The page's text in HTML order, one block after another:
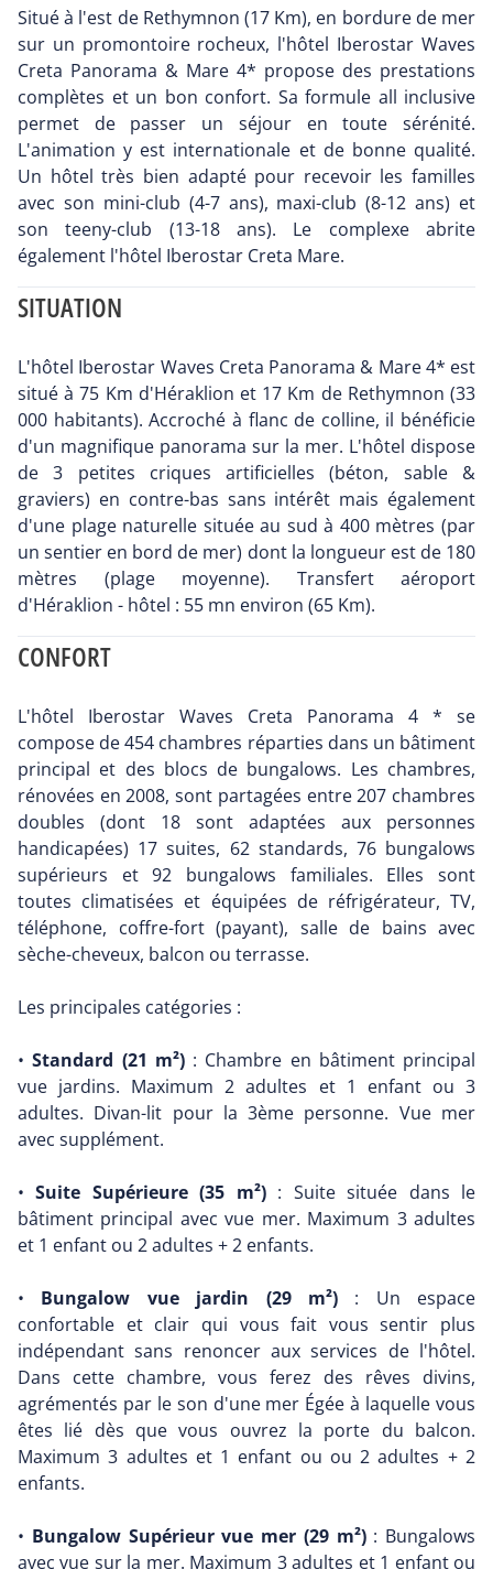
Situé à l'est de Rethymnon (17 Km), en bordure de mer
sur un promontoire rocheux, l'hôtel Iberostar Waves
Creta Panorama & Mare 4* propose des prestations
complètes et un bon confort. Sa formule all inclusive
permet de passer un séjour en toute sérénité.
L'animation y est internationale et de bonne qualité.
Un hôtel très bien adapté pour recevoir les familles
avec son mini-club (4-7 ans), maxi-club (8-12 ans) et
son teeny-club (13-18 ans). Le complexe abrite
également l'hôtel Iberostar Creta Mare.
SITUATION
L'hôtel Iberostar Waves Creta Panorama & Mare 4* est
situé à 75 Km d'Héraklion et 17 Km de Rethymnon (33
000 habitants). Accroché à flanc de colline, il bénéficie
d'un magnifique panorama sur la mer. L'hôtel dispose
de 3 petites criques artificielles (béton, sable &
graviers) en contre-bas sans intérêt mais également
d'une plage naturelle située au sud à 400 mètres (par
un sentier en bord de mer) dont la longueur est de 180
mètres (plage moyenne). Transfert aéroport
d'Héraklion - hôtel : 55 mn environ (65 Km).
CONFORT
L'hôtel Iberostar Waves Creta Panorama 4 * se
compose de 454 chambres réparties dans un bâtiment
principal et des blocs de bungalows. Les chambres,
rénovées en 2008, sont partagées entre 207 chambres
doubles (dont 18 sont adaptées aux personnes
handicapées) 17 suites, 62 standards, 76 bungalows
supérieurs et 92 bungalows familiales. Elles sont
toutes climatisées et équipées de réfrigérateur, TV,
téléphone, coffre-fort (payant), salle de bains avec
sèche-cheveux, balcon ou terrasse.
Les principales catégories :
•Standard (21 m²): Chambre en bâtiment principal
vue jardins. Maximum 2 adultes et 1 enfant ou 3
adultes. Divan-lit pour la 3ème personne. Vue mer
avec supplément.
•Suite Supérieure (35 m²): Suite située dans le
bâtiment principal avec vue mer. Maximum 3 adultes
et 1 enfant ou 2 adultes + 2 enfants.
• Bungalow vue jardin (29 m²): Un espace
confortable et clair qui vous fait vous sentir plus
indépendant sans renoncer aux services de l'hôtel.
Dans cette chambre, vous ferez des rêves divins,
agrémentés par le son d'une mer Égée à laquelle vous
êtes lié dès que vous ouvrez la porte du balcon.
Maximum 3 adultes et 1 enfant ou ou 2 adultes + 2
enfants.
• Bungalow Supérieur vue mer (29 m²): Bungalows
avec vue sur la mer. Maximum 3 adultes et 1 enfant ou